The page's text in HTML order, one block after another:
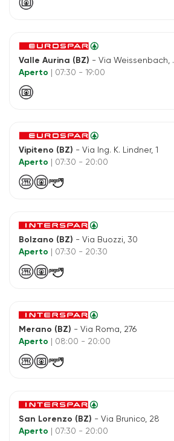
Valle Aurina (BZ) - Via Weissenbach, N.2
Aperto
| 07:30 - 19:00
Vipiteno (BZ) - Via Ing. K. Lindner, 1
Aperto
| 07:30 - 20:00
Bolzano (BZ) - Via Buozzi, 30
Aperto
| 07:30 - 20:30
Merano (BZ) - Via Roma, 276
Aperto
| 08:00 - 20:00
San Lorenzo (BZ) - Via Brunico, 28
Aperto
| 07:30 - 20:00